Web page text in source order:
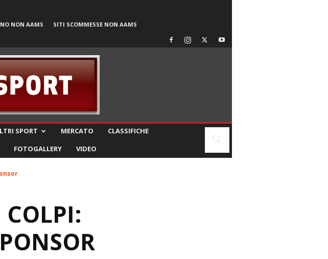
NON AAMS SITI SCOMMESSE NON AAMS
SPORT MERCATO
CLASSIFICHE
FOTOGALLERY VIDEO